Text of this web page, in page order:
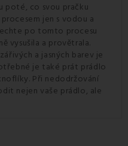
poté, co svou pračku
jen s vodou a
po tomto procesu
vysušila a provětrala.
a jasných barev je
je také prát prádlo
Při nedodržování
nejen vaše prádlo, ale